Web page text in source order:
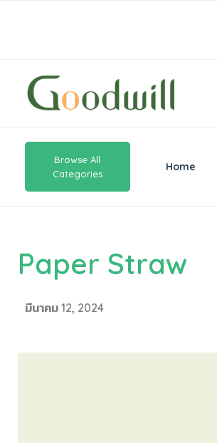
Browse All
Categories
Home
Paper Straw
มีนาคม 12, 2024